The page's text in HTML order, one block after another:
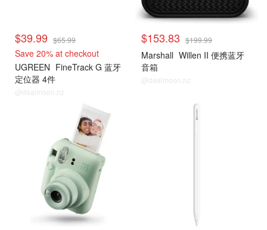
$39.99 $65.99
Save 20% at checkout
UGREEN FineTrack G 蓝牙
定位器 4件
@dealmoon.nz
$153.83 $199.99
Marshall Willen II 便携蓝牙
音箱
@dealmoon.nz